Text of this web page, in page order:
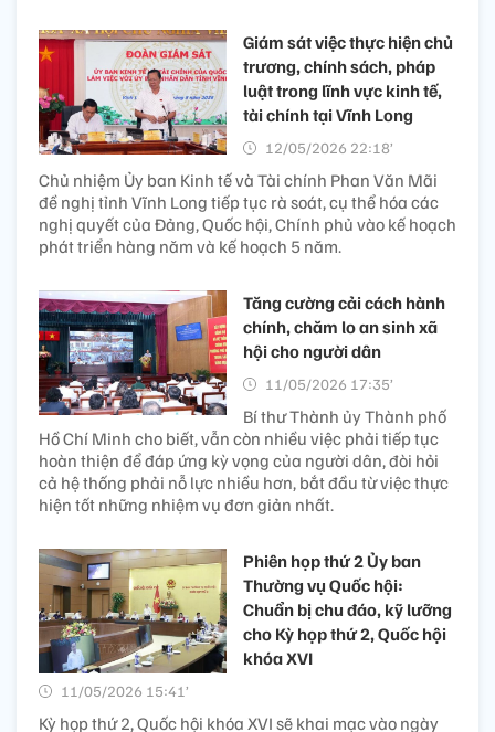
Giám sát việc thực hiện chủ
trương, chính sách, pháp
luật trong lĩnh vực kinh tế,
tài chính tại Vĩnh Long
12/05/2026 22:18’
Chủ nhiệm Ủy ban Kinh tế và Tài chính Phan Văn Mãi
đề nghị tỉnh Vĩnh Long tiếp tục rà soát, cụ thể hóa các
nghị quyết của Đảng, Quốc hội, Chính phủ vào kế hoạch
phát triển hàng năm và kế hoạch 5 năm.
Tăng cường cải cách hành
chính, chăm lo an sinh xã
hội cho người dân
11/05/2026 17:35’
Bí thư Thành ủy Thành phố
Hồ Chí Minh cho biết, vẫn còn nhiều việc phải tiếp tục
hoàn thiện để đáp ứng kỳ vọng của người dân, đòi hỏi
cả hệ thống phải nỗ lực nhiều hơn, bắt đầu từ việc thực
hiện tốt những nhiệm vụ đơn giản nhất.
Phiên họp thứ 2 Ủy ban
Thường vụ Quốc hội:
Chuẩn bị chu đáo, kỹ lưỡng
cho Kỳ họp thứ 2, Quốc hội
khóa XVI
11/05/2026 15:41’
Kỳ họp thứ 2, Quốc hội khóa XVI sẽ khai mạc vào ngày